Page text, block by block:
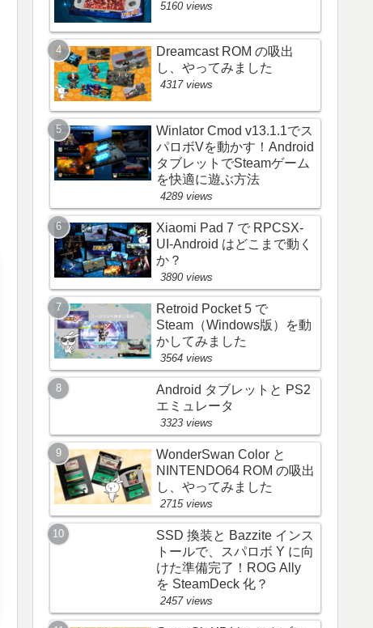
5160 views
Dreamcast ROM の吸出
し、やってみました
4317 views
Winlator Cmod v13.1.1でス
パロボVを動かす！Android
タブレットでSteamゲーム
を快適に遊ぶ方法
4289 views
Xiaomi Pad 7 で RPCSX-
UI-Android はどこまで動く
か？
3890 views
Retroid Pocket 5 で
Steam（Windows版）を動
かしてみました
3564 views
Android タブレットと PS2
エミュレータ
3323 views
WonderSwan Color と
NINTENDO64 ROM の吸出
し、やってみました
2715 views
SSD 換装と Bazzite インス
トールで、スパロボ Y に向
けた準備完了！ROG Ally
を SteamDeck 化？
2457 views